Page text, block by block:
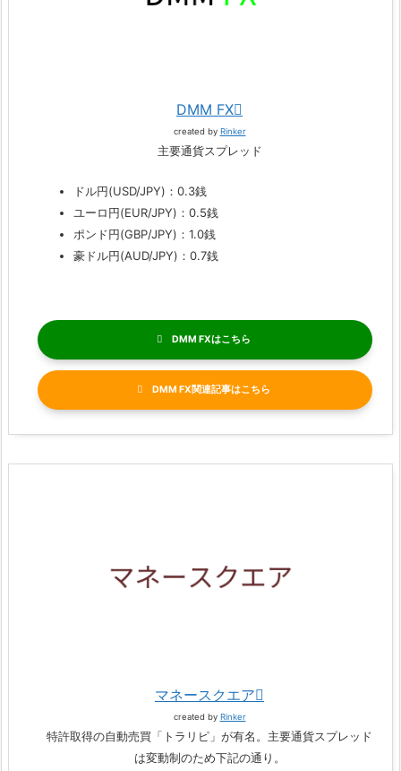
DMM FX
created by Rinker
主要通貨スプレッド
ドル円(USD/JPY)：0.3銭
ユーロ円(EUR/JPY)：0.5銭
ポンド円(GBP/JPY)：1.0銭
豪ドル円(AUD/JPY)：0.7銭
DMM FX
DMM FX関連記事
マネースクエア
created by Rinker
特許取得の自動売買「トラリピ」が有名。主要通貨スプレッド
は変動制のため下記の通り。